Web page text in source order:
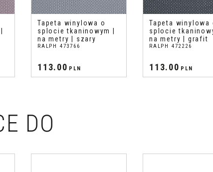
Tapeta winylowa o
splocie tkaninowym |
na metry | szary
RALPH 473766
113.00 PLN
Tapeta winylowa
splocie
na metry | grafit
RALPH 472226
113.00 PLN
DO